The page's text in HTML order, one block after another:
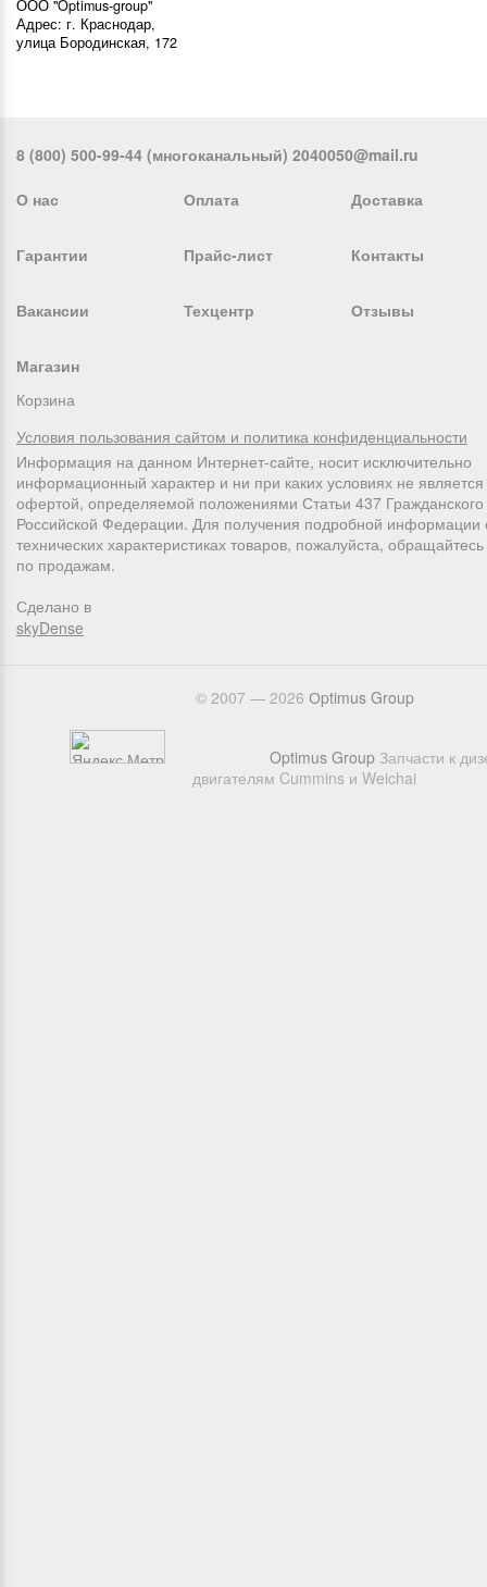
ООО "Optimus-group"
Адрес: г. Краснодар,
улица Бородинская, 172
8 (800) 500-99-44 (многоканальный) 2040050@mail.ru
О нас Оплата Доставка
Гарантии Прайс-лист Контакты
Вакансии Техцентр Отзывы
Магазин
Корзина
Условия пользования сайтом и политика конфиденциальности
Информация на данном Интернет-сайте, носит исключительно
информационный характер и ни при каких условиях не
офертой, определяемой положениями Статьи 437 Гражданского
Российской Федерации. Для получения подробной информации
технических характеристиках товаров, пожалуйста,
по продажам.
Сделано в
skyDense
© 2007 — 2026 Оptimus Group
Optimus Group Запчасти к
двигателям Cummins и Weichai